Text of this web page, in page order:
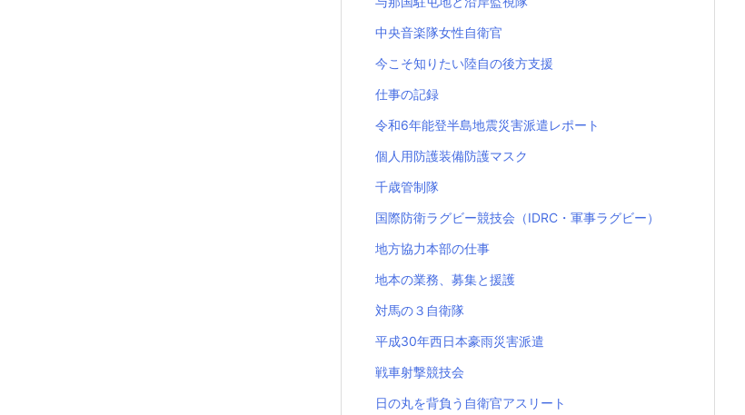
中央音楽隊女性自衛官
今こそ知りたい陸自の後方支援
仕事の記録
令和6年能登半島地震災害派遣レポート
個人用防護装備防護マスク
千歳管制隊
国際防衛ラグビー競技会（IDRC・軍事ラグビー）
地方協力本部の仕事
地本の業務、募集と援護
対馬の３自衛隊
平成30年西日本豪雨災害派遣
戦車射撃競技会
日の丸を背負う自衛官アスリート